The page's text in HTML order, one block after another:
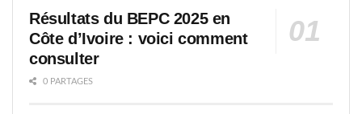
Résultats du BEPC 2025 en
Côte d’Ivoire : voici comment
consulter
0 PARTAGES